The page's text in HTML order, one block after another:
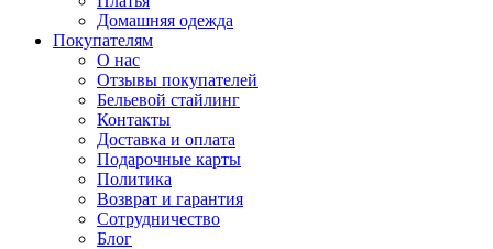
Домашняя одежда
Покупателям
О нас
Отзывы покупателей
Бельевой стайлинг
Контакты
Доставка и оплата
Подарочные карты
Политика
Возврат и гарантия
Сотрудничество
Блог